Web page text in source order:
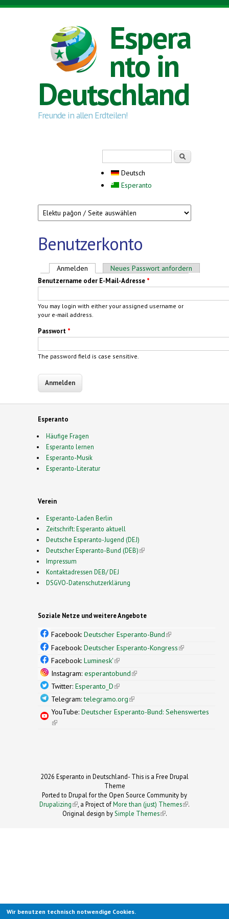
Direkt zum Inhalt
Espera
nto in
Deutschland
Freunde in allen Erdteilen!
Deutsch
Esperanto
Benutzerkonto
Haupt-Reiter
Anmelden (aktiver Reiter)
Neues Passwort anfordern
Benutzername oder E-Mail-Adresse *
You may login with either your assigned username or
your e-mail address.
Passwort *
The password field is case sensitive.
Esperanto
Häufige Fragen
Esperanto lernen
Esperanto-Musik
Esperanto-Literatur
Verein
Esperanto-Laden Berlin
Zeitschrift: Esperanto aktuell
Deutsche Esperanto-Jugend (DEJ)
Deutscher Esperanto-Bund (DEB)(link is external)
Impressum
Kontaktadressen DEB/ DEJ
DSGVO-Datenschutzerklärung
Soziale Netze und weitere Angebote
Facebook: Deutscher Esperanto-Bund(link is
external)
Facebook: Deutscher Esperanto-Kongress(link is
Facebook: Luminesk'(link is external)
Instagram: esperantobund(link is external)
Twitter: Esperanto_D(link is external)
Telegram:telegramo.org(link is external)
YouTube: Deutscher Esperanto-Bund: Sehenswertes
(link is external)
2026 Esperanto in Deutschland- This is a Free Drupal
Theme
Ported to Drupal for the Open Source Community by
Drupalizing(link is external)
, a Project ofMore than (just) Themes (link is
.
Original design by Simple Themes
(link is
.
Wir benutzen technisch notwendige Cookies.